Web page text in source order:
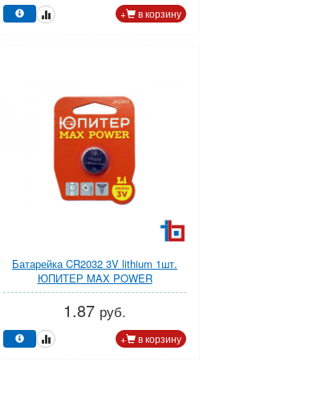
+ в корзину
Батарейка CR2032 3V lithium 1шт.
ЮПИТЕР MAX POWER
1.87 руб.
+ в корзину